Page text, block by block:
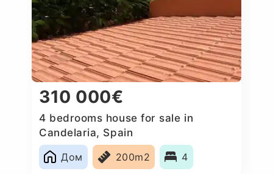
310 000€
4 bedrooms house for sale in
Candelaria, Spain
Дом
200m2 4